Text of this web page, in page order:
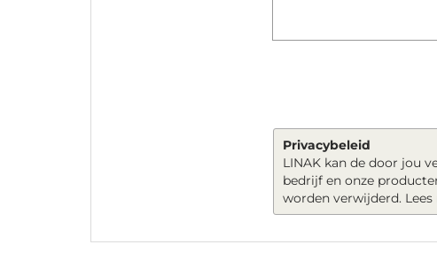
Privacybeleid
LINAK kan de door jou
bedrijf en onze
worden verwijderd.